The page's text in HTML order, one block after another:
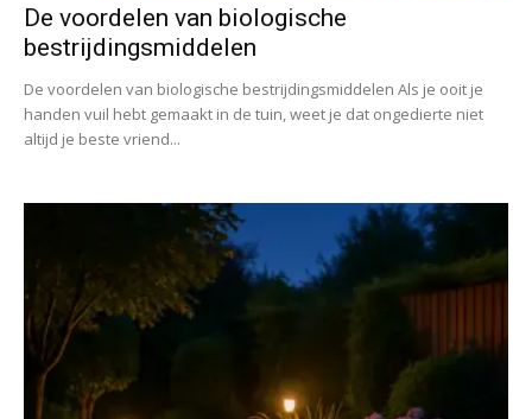
De voordelen van biologische
bestrijdingsmiddelen
De voordelen van biologische bestrijdingsmiddelen Als je ooit je
handen vuil hebt gemaakt in de tuin, weet je dat ongedierte niet
altijd je beste vriend...